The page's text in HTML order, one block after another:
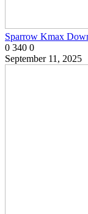
Sparrow Kmax
0 340 0
September 11, 2025